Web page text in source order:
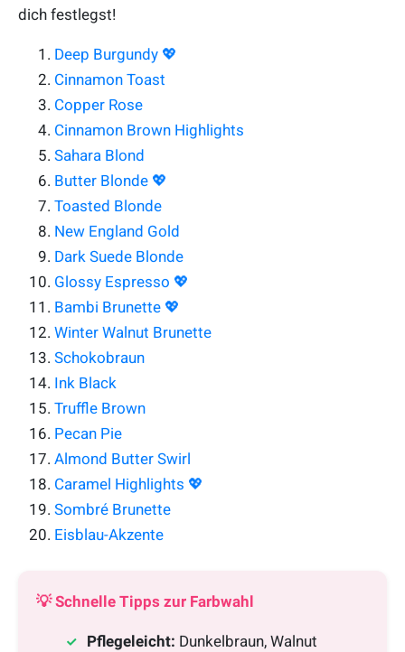
dich festlegst!
Deep Burgundy 💖
Cinnamon Toast
Copper Rose
Cinnamon Brown Highlights
Sahara Blond
Butter Blonde 💖
Toasted Blonde
New England Gold
Dark Suede Blonde
Glossy Espresso 💖
Bambi Brunette 💖
Winter Walnut Brunette
Schokobraun
Ink Black
Truffle Brown
Pecan Pie
Almond Butter Swirl
Caramel Highlights 💖
Sombré Brunette
Eisblau-Akzente
💡 Schnelle Tipps zur Farbwahl
Pflegeleicht: Dunkelbraun, Walnut